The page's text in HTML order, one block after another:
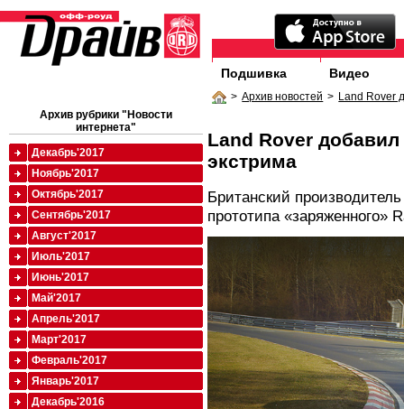
Подшивка Видео
> Архив новостей > Land Rover
Land Rover
экстрима
Британский
прототипа «заряженного»
Архив рубрики "Новости
интернета"
Декабрь'2017
Ноябрь'2017
Октябрь'2017
Сентябрь'2017
Август'2017
Июль'2017
Июнь'2017
Май'2017
Апрель'2017
Март'2017
Февраль'2017
Январь'2017
Декабрь'2016